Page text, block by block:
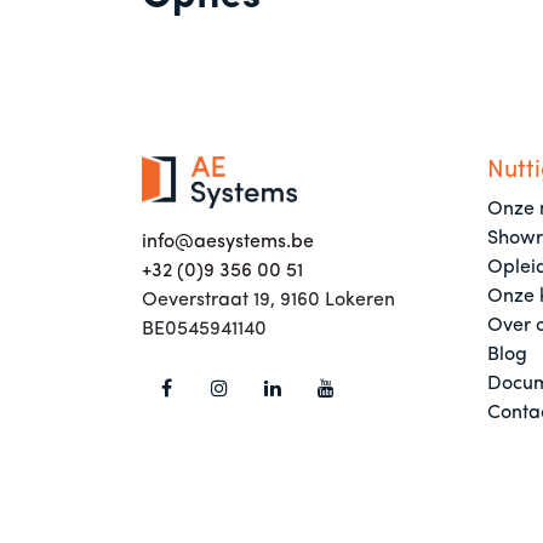
info@aesystems.be
+32 (0)9 356 00 51
Oeverstraat 19, 9160 Lokeren
BE0545941140
Onze
Onze
Over
Blog